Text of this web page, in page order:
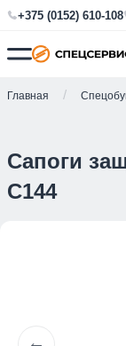
+375 (0152) 610-108
Главная
Сапоги
С144